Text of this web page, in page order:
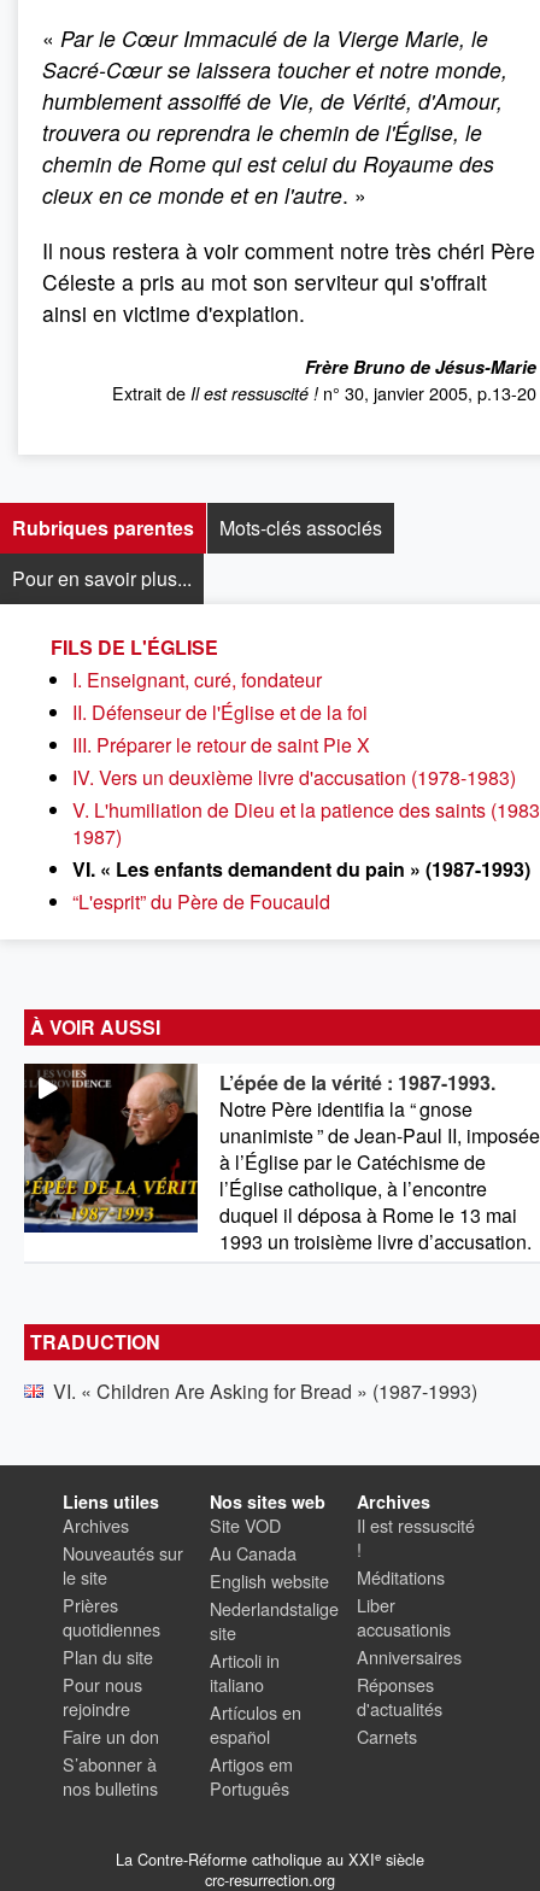
« Par le Cœur Immaculé de la Vierge Marie, le
Sacré-Cœur se laissera toucher et notre monde,
humblement assoiffé de Vie, de Vérité, d'Amour,
trouvera ou reprendra le chemin de l'Église, le
chemin de Rome qui est celui du Royaume des
cieux en ce monde et en l'autre. »
Il nous restera à voir comment notre très chéri Père
Céleste a pris au mot son serviteur qui s'offrait
ainsi en victime d'expiation.
Frère Bruno de Jésus-Marie
Extrait de Il est ressuscité ! n° 30, janvier 2005, p.13-20
Rubriques parentes
FILS DE L'ÉGLISE
I. Enseignant, curé, fondateur
II. Défenseur de l'Église et de la foi
III. Préparer le retour de saint Pie X
IV. Vers un deuxième livre d'accusation (1978-1983)
V. L'humiliation de Dieu et la patience des saints
1987)
VI. « Les enfants demandent du pain » (1987-1993)
“L'esprit” du Père de Foucauld
Mots-clés associés
Pour en savoir plus...
À VOIR AUSSI
L’épée de la vérité : 1987-1993.
Notre Père identifia la “gnose
unanimiste” de Jean-Paul II, imposée
à l’Église par le Catéchisme de
l’Église catholique, à l’encontre
duquel il déposa à Rome le 13 mai
1993 un troisième livre d’accusation.
TRADUCTION
VI. « Children Are Asking for Bread » (1987-1993)
Liens utiles
Archives
Nouveautés sur
le site
Prières
quotidiennes
Plan du site
Pour nous
rejoindre
Faire un don
S’abonner à
nos bulletins
Nos sites web
Site VOD
Au Canada
English website
Nederlandstalige
site
Articoli in
italiano
Artículos en
español
Artigos em
Português
Archives
Il est ressuscité
!
Méditations
Liber
accusationis
Anniversaires
Réponses
d'actualités
Carnets
La Contre-Réforme catholique au XXIe siècle
crc-resurrection.org